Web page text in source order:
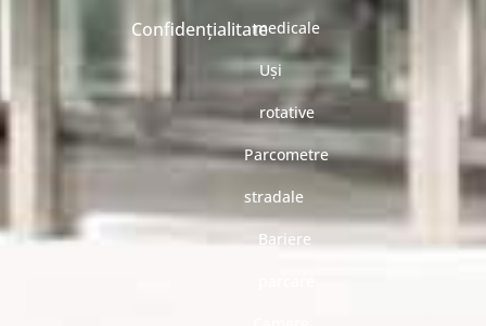
Confidențialitatemedicale
Uși
rotative
Parcometre
stradale
Bariere